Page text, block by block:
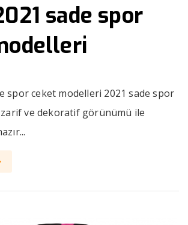
sade spor
spor ceket modelleri 2021 sade spor
ve dekoratif görünümü ile